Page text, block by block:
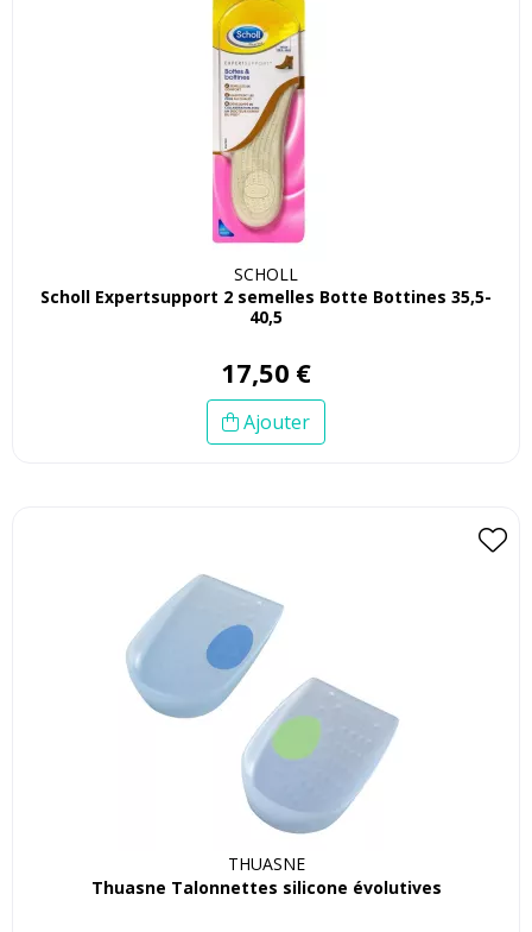
SCHOLL
Scholl Expertsupport 2 semelles Botte Bottines 35,5-
40,5
17,50 €
Ajouter
THUASNE
Thuasne Talonnettes silicone évolutives